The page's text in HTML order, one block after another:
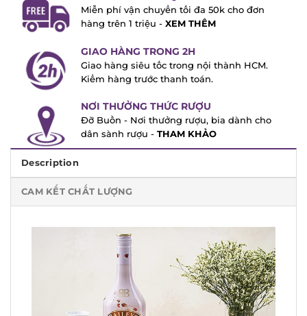
Miễn phí vận chuyển tối đa 50k cho đơn
hàng trên 1 triệu -
XEM THÊM
GIAO HÀNG TRONG 2H
Giao hàng siêu tốc trong nội thành HCM.
Kiểm hàng trước thanh toán.
NƠI THƯỞNG THỨC RƯỢU
Đỡ Buồn - Nơi thưởng rượu, bia dành cho
dân sành rượu -
THAM KHẢO
Description
CAM KẾT CHẤT LƯỢNG